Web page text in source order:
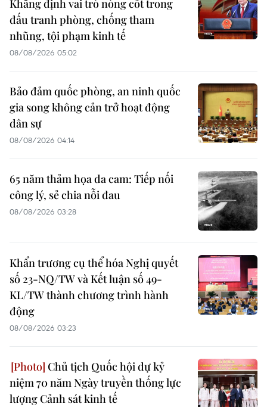
Khẳng định vai trò nòng cốt trong
đấu tranh phòng, chống tham
nhũng, tội phạm kinh tế
08/08/2026 05:02
Bảo đảm quốc phòng, an ninh quốc
gia song không cản trở hoạt động
dân sự
08/08/2026 04:14
65 năm thảm họa da cam: Tiếp nối
công lý, sẻ chia nỗi đau
08/08/2026 03:28
Khẩn trương cụ thể hóa Nghị quyết
số 23-NQ/TW và Kết luận số 49-
KL/TW thành chương trình hành
động
08/08/2026 03:23
Chủ tịch Quốc hội dự kỷ
niệm 70 năm Ngày truyền thống lực
lượng Cảnh sát kinh tế